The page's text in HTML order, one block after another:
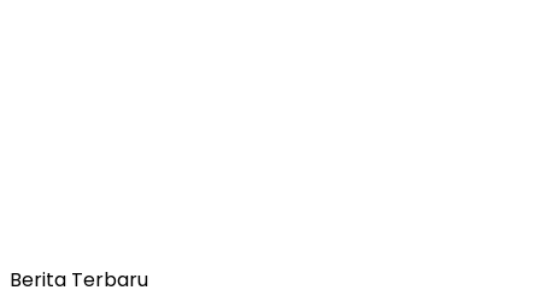
Berita Terbaru